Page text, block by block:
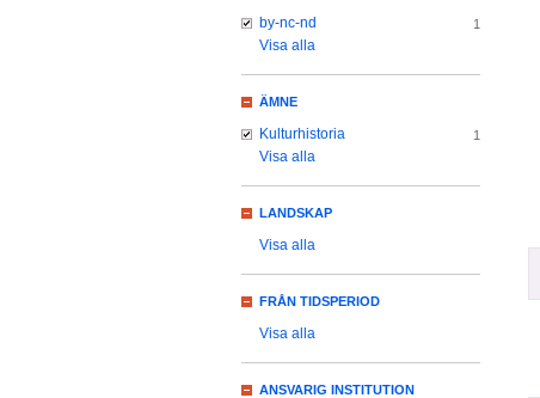
by-nc-nd 1
Visa alla
ÄMNE
Kulturhistoria 1
Visa alla
LANDSKAP
Visa alla
FRÅN TIDSPERIOD
Visa alla
ANSVARIG INSTITUTION